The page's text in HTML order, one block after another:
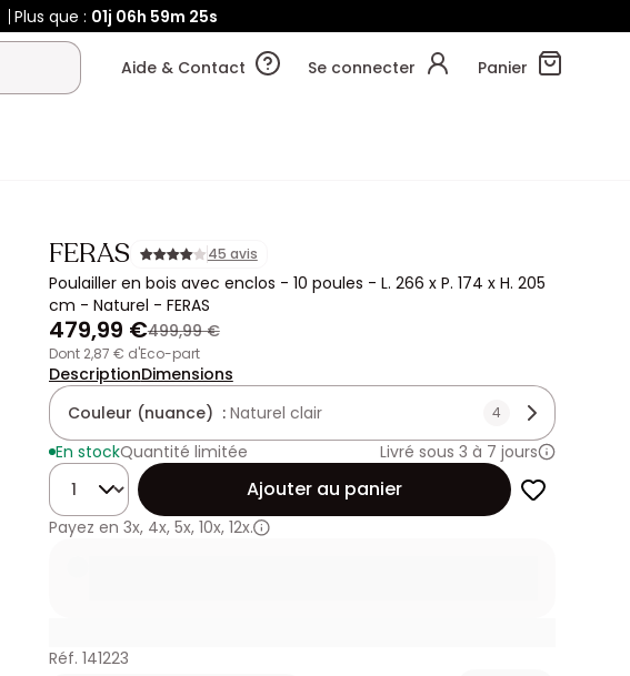
Plus que : 01j 06h 59m 23s
Aide & Contact Se connecter Panier
FERAS 45 avis
Poulailler en bois avec enclos - 10 poules - L. 266 x P. 174 x H. 205
cm - Naturel - FERAS
479,99 €499,99 €
dont 2,87 € d'Eco-part
DescriptionDimensions
Couleur (nuance) : Naturel clair 4
En stockQuantité limitée
Livré sous 3 à 7 jours
Quantité
Ajouter au panier
Payez en 3x, 4x, 5x, 10x, 12x.
Réf. 141223